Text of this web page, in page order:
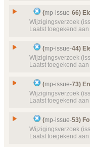
Details
Prioriteit
Object(en)
Details
Issue
Prioriteit
Object(en)
Details
(mp-issue-66)
Wijzigingsverzoek
Laatst toegekend
Issue
Prioriteit
Object(en)
Details
(mp-issue-44)
Wijzigingsverzoek
Laatst toegekend
Issue
Prioriteit
Object(en)
(mp-issue-73)
Wijzigingsverzoek
Laatst toegekend
Issue (mp-issue-53)
Wijzigingsverzoek
Laatst toegekend